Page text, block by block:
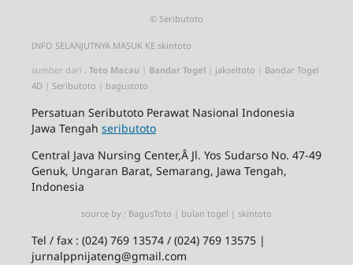
© Seributoto
INFO SELANJUTNYA MASUK KE skintoto
sumber dari : Toto Macau Bandar Togel| jakseltoto
Bandar Togel
4D
Seributoto bagustoto
Persatuan SeributotoPerawat Nasional Indonesia
Jawa Tengah seributoto
Central Java Nursing Center,Â Jl. Yos Sudarso No. 47-49
Genuk, Ungaran Barat, Semarang, Jawa Tengah,
Indonesia
source by : BagusToto | bulan togel | skintoto
Tel / fax : (024) 769 13574 / (024) 769 13575 |
jurnalppnijateng@gmail.com